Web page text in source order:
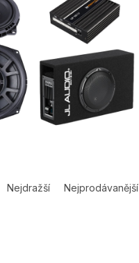
Nejdražší Nejprodávanější